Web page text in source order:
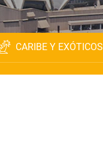
CARIBE Y EXÓTICOS